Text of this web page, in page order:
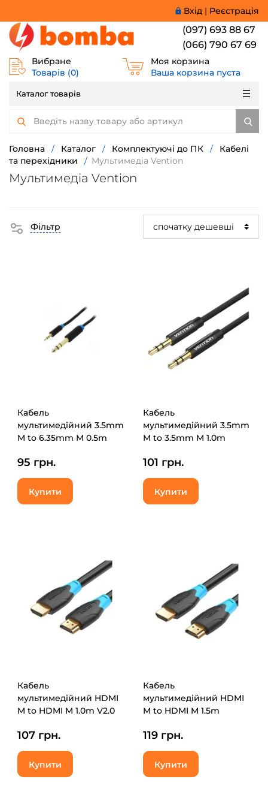
Вхід | Реєстрація
(097) 693 88 67
(066) 790 67 69
Вибране
Товарів (0)
Моя корзина
Ваша корзина пуста
Каталог товарів
Головна / Каталог / Комплектуючі до ПК /
Кабелі
та перехідники
/ Мультимедіа Vention
Мультимедіа Vention
Фільтр
Кабель
мультимедійний 3.5mm
M to 6.35mm M 0.5m
95 грн.
Купити
Кабель
мультимедійний 3.5mm
M to 3.5mm M 1.0m
(BAGBF)
101 грн.
Купити
Кабель
мультимедійний HDMI
M to HDMI M 1.0m V2.0
107 грн.
Купити
Кабель
мультимедійний HDMI
M to HDMI M 1.5m
(AACBG)
119 грн.
Купити